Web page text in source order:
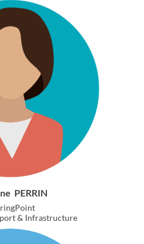
PERRIN
& Infrastructure